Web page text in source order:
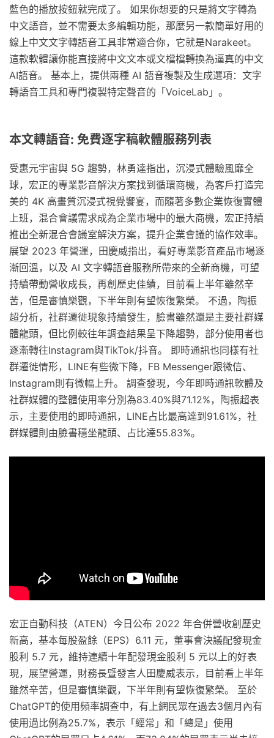
藍色的播放按鈕就完成了。 如果你想要的只是將文字轉為
中文語音，並不需要太多編輯功能，那麼另一款簡單好用的
線上中文文字轉語音工具非常適合你，它就是Narakeet。
這款軟體讓你能直接將中文文本或文檔檔轉換為逼真的中文
AI語音。 基本上，提供兩種 AI 語音複製及生成選項：文字
轉語音工具和專門複製特定聲音的「VoiceLab」。
本文轉語音: 免費逐字稿軟體服務列表
受惠元宇宙與 5G 趨勢，林勇達指出，沉浸式體驗風靡全
球，宏正的專業影音解決方案找到循環商機，為客戶打造完
美的 4K 高畫質沉浸式視覺饗宴，而隨著多數企業恢復實體
上班，混合會議需求成為企業市場中的最大商機，宏正持續
推出全新混合會議室解決方案，提升企業會議的協作效率。
展望 2023 年營運，田慶威指出，看好專業影音產品市場逐
漸回溫，以及 AI 文字轉語音服務所帶來的全新商機，可望
持續帶動營收成長，再創歷史佳績，目前看上半年雖然辛
苦，但是審慎樂觀，下半年則有望恢復繁榮。 不過，陶振
超分析，社群遷徙現象持續發生，臉書雖然還是主要社群媒
體龍頭，但比例較往年調查結果呈下降趨勢，部分使用者也
逐漸轉往Instagram與TikTok/抖音。 即時通訊也同樣有社
群遷徙情形，LINE有些微下降，FB Messenger跟微信、
Instagram則有微幅上升。 調查發現，今年即時通訊軟體及
社群媒體的整體使用率分別為83.40%與71.12%，陶振超表
示，主要使用的即時通訊，LINE占比最高達到91.61%，社
群媒體則由臉書穩坐龍頭、占比達55.83%。
宏正自動科技（ATEN）今日公布 2022 年合併營收創歷史
新高，基本每股盈餘（EPS）6.11 元，董事會決議配發現金
股利 5.7 元，維持連續十年配發現金股利 5 元以上的好表
現，展望營運，財務長暨發言人田慶威表示，目前看上半年
雖然辛苦，但是審慎樂觀，下半年則有望恢復繁榮。 至於
ChatGPT的使用頻率調查中，有上網民眾在過去3個月內有
使用過比例為25.7%，表示「經常」和「總是」使用